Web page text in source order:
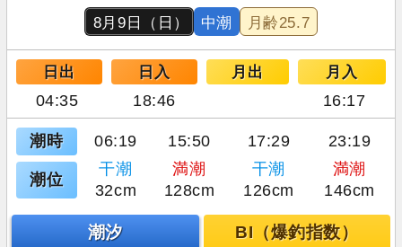
8月9日（日） 中潮 月齢25.7
日出 日入 月出 月入
04:35 18:46 16:17
潮時 06:19 15:50 17:29 23:19
潮位
干潮 満潮 干潮
満潮
32cm
128cm 126cm 146cm
潮汐 BI（爆釣指数）